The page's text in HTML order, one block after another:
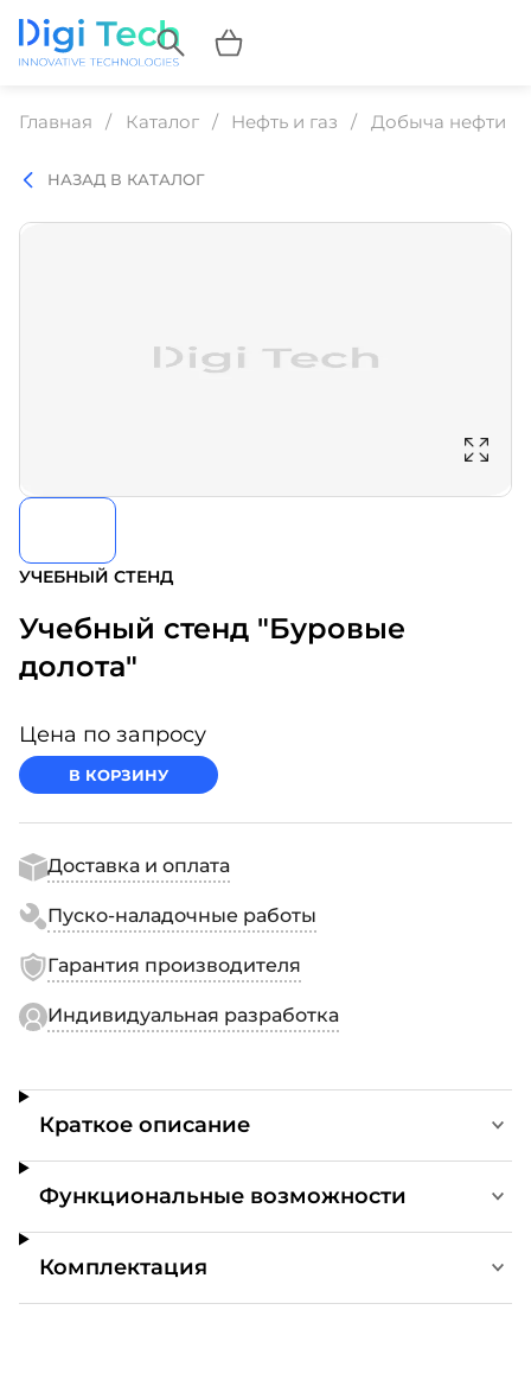
Главная Каталог Нефть и газ Добыча нефти и
НАЗАД В КАТАЛОГ
УЧЕБНЫЙ СТЕНД
Учебный стенд "Буровые
долота"
Цена по запросу
В КОРЗИНУ
Доставка и оплата
Пуско-наладочные работы
Гарантия производителя
Индивидуальная разработка
Краткое описание
Функциональные возможности
Комплектация